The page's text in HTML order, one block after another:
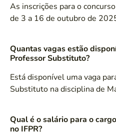
As inscrições para o
de 3 a 16 de outubro de
Quantas vagas estão
Professor Substituto?
Está disponível uma vaga
Substituto na disciplina de
Qual é o salário para o
no IFPR?